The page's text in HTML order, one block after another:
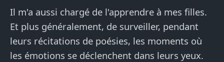
Il m'a aussi chargé de l'apprendre à mes filles.
Et plus généralement, de surveiller, pendant
leurs récitations de poésies, les moments où
les émotions se déclenchent dans leurs yeux.